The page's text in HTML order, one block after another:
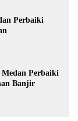
Perbaiki
Perbaiki
Banjir